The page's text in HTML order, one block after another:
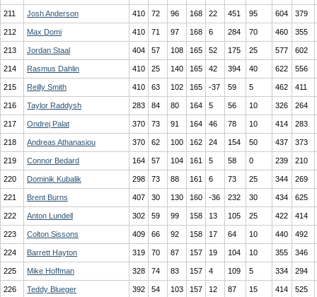
211 Josh Anderson 410 72 96 168 22 451 95 604 379
212 Max Domi 410 71 97 168 6 284 70 460 355
213 Jordan Staal 404 57 108 165 52 175 25 577 602
214 Rasmus Dahlin 410 25 140 165 42 394 40 622 556
215 Reilly Smith 410 63 102 165 -37 59 5 462 411
216 Taylor Raddysh 283 84 80 164 5 56 10 326 264
217 Ondrej Palat 370 73 91 164 46 78 10 414 283
218 Andreas Athanasiou 370 62 100 162 24 154 50 437 373
219 Connor Bedard 164 57 104 161 5 58 0 239 210
220 Dominik Kubalik 298 73 88 161 6 73 25 344 269
221 Brent Burns 407 30 130 160 -36 232 30 434 625
222 Anton Lundell 302 59 99 158 13 105 25 422 414
223 Colton Sissons 409 66 92 158 17 64 10 440 492
224 Barrett Hayton 319 70 87 157 19 104 10 355 346
225 Mike Hoffman 328 74 83 157 4 109 5 334 294
226 Teddy Blueger 392 54 103 157 12 87 15 414 525